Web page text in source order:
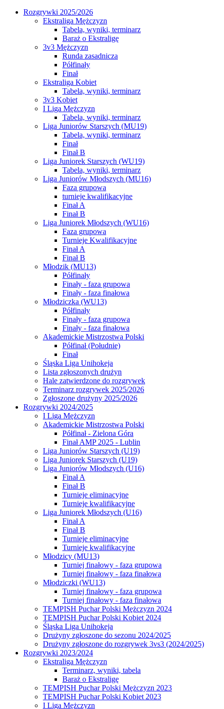
Rozgrywki 2025/2026
Ekstraliga Mężczyzn
Tabela, wyniki, terminarz
Baraż o Ekstraligę
3v3 Mężczyzn
Runda zasadnicza
Półfinały
Finał
Ekstraliga Kobiet
Tabela, wyniki, terminarz
3v3 Kobiet
I Liga Mężczyzn
Tabela, wyniki, terminarz
Liga Juniorów Starszych (MU19)
Tabela, wyniki, terminarz
Finał
Finał B
Liga Juniorek Starszych (WU19)
Tabela, wyniki, terminarz
Liga Juniorów Młodszych (MU16)
Faza grupowa
turnieje kwalifikacyjne
Finał A
Finał B
Liga Juniorek Młodszych (WU16)
Faza grupowa
Turnieje Kwalifikacyjne
Finał A
Finał B
Młodzik (MU13)
Półfinały
Finały - faza grupowa
Finały - faza finałowa
Młodziczka (WU13)
Półfinały
Finały - faza grupowa
Finały - faza finałowa
Akademickie Mistrzostwa Polski
Półfinał (Południe)
Finał
Śląska Liga Unihokeja
Lista zgłoszonych drużyn
Hale zatwierdzone do rozgrywek
Terminarz rozgrywek 2025/2026
Zgłoszone drużyny 2025/2026
Rozgrywki 2024/2025
I Liga Mężczyzn
Akademickie Mistrzostwa Polski
Półfinał - Zielona Góra
Finał AMP 2025 - Lublin
Liga Juniorów Starszych (U19)
Liga Juniorek Starszych (U19)
Liga Juniorów Młodszych (U16)
Finał A
Finał B
Turnieje eliminacyjne
Turnieje kwalifikacyjne
Liga Juniorek Młodszych (U16)
Finał A
Finał B
Turnieje eliminacyjne
Turnieje kwalifikacyjne
Młodzicy (MU13)
Turniej finałowy - faza grupowa
Turniej finałowy - faza finałowa
Młodziczki (WU13)
Turniej finałowy - faza grupowa
Turniej finałowy - faza finałowa
TEMPISH Puchar Polski Mężczyzn 2024
TEMPISH Puchar Polski Kobiet 2024
Śląska Liga Unihokeja
Drużyny zgłoszone do sezonu 2024/2025
Drużyny zgłoszone do rozgrywek 3vs3 (2024/2025)
Rozgrywki 2023/2024
Ekstraliga Mężczyzn
Terminarz, wyniki, tabela
Baraż o Ekstraligę
TEMPISH Puchar Polski Mężczyzn 2023
TEMPISH Puchar Polski Kobiet 2023
I Liga Mężczyzn